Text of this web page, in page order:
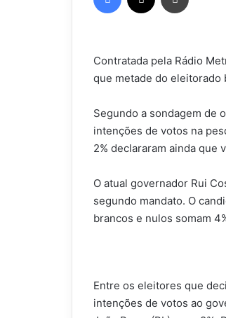
mail
Contratada pela Rádio
que metade do eleitorado
Segundo a sondagem de
intenções de votos na
2% declararam ainda que
O atual governador Rui
segundo mandato. O
brancos e nulos somam
Entre os eleitores que
intenções de votos ao